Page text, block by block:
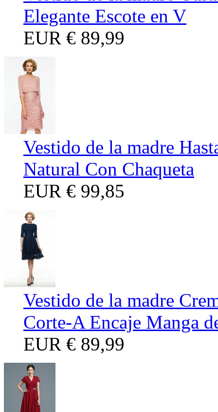
Elegante Escote en V
EUR € 89,99
Vestido de la madre
Natural Con Chaqueta
EUR € 99,85
Vestido de la madre
Corte-A Encaje Manga
EUR € 89,99